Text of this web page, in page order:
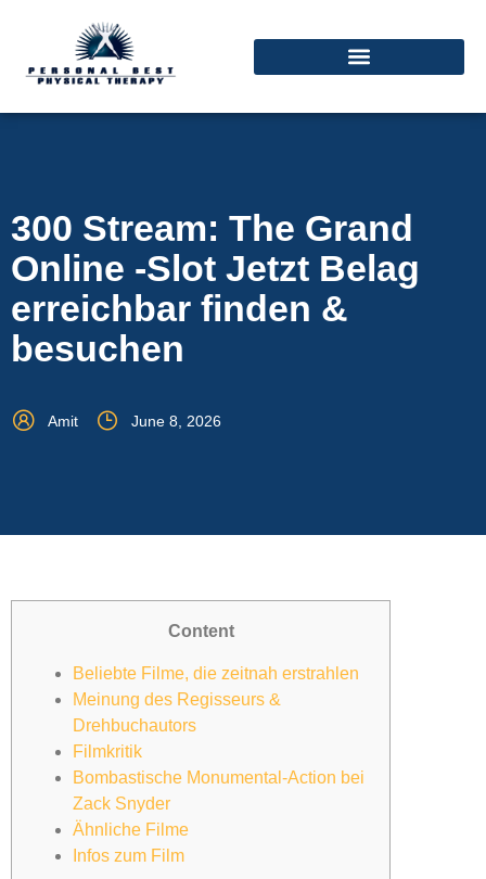
300 Stream: The Grand
Online -Slot Jetzt Belag
erreichbar finden &
besuchen
Amit June 8, 2026
Content
Beliebte Filme, die zeitnah erstrahlen
Meinung des Regisseurs &
Drehbuchautors
Filmkritik
Bombastische Monumental-Action bei
Zack Snyder
Ähnliche Filme
Infos zum Film